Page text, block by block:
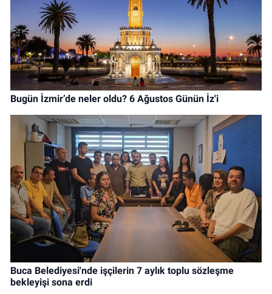
Bugün İzmir’de neler oldu? 6 Ağustos Günün İz'i
Buca Belediyesi'nde işçilerin 7 aylık toplu sözleşme
bekleyişi sona erdi